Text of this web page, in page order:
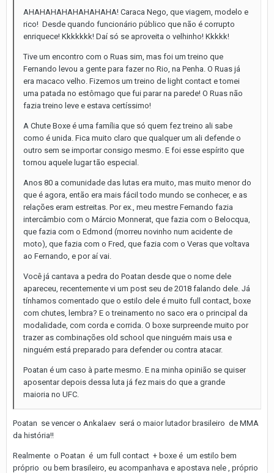
AHAHAHAHAHAHAHAHA! Caraca Nego, que viagem, modelo e
rico! Desde quando funcionário público que não é corrupto
enriquece! Kkkkkkk! Daí só se aproveita o velhinho! Kkkkk!
Tive um encontro com o Ruas sim, mas foi um treino que
Fernando levou a gente para fazer no Rio, na Penha. O Ruas já
era macaco velho. Fizemos um treino de light contact e tomei
uma patada no estômago que fui parar na parede! O Ruas não
fazia treino leve e estava certíssimo!
A Chute Boxe é uma família que só quem fez treino ali sabe
como é unida. Fica muito claro que qualquer um ali defende o
outro sem se importar consigo mesmo. E foi esse espírito que
tornou aquele lugar tão especial.
Anos 80 a comunidade das lutas era muito, mas muito menor do
que é agora, então era mais fácil todo mundo se conhecer, e as
relações eram estreitas. Por ex., meu mestre Fernando fazia
intercâmbio com o Márcio Monnerat, que fazia com o Belocqua,
que fazia com o Edmond (morreu novinho num acidente de
moto), que fazia com o Fred, que fazia com o Veras que voltava
ao Fernando, e por aí vai.
Você já cantava a pedra do Poatan desde que o nome dele
apareceu, recentemente vi um post seu de 2018 falando dele. Já
tínhamos comentado que o estilo dele é muito full contact, boxe
com chutes, lembra? E o treinamento no saco era o principal da
modalidade, com corda e corrida. O boxe surpreende muito por
trazer as combinações old school que ninguém mais usa e
ninguém está preparado para defender ou contra atacar.
Poatan é um caso à parte mesmo. E na minha opinião se quiser
aposentar depois dessa luta já fez mais do que a grande
maioria no UFC.
Poatan se vencer o Ankalaev será o maior lutador brasileiro de MMA
da história!!
Realmente o Poatan é um full contact + boxe é um estilo bem
próprio ou bem brasileiro, eu acompanhava e apostava nele , próprio